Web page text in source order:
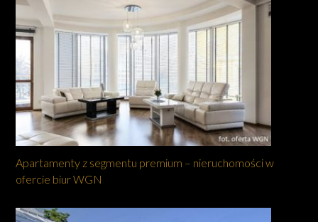
Apartamenty z segmentu premium – nieruchomości w
ofercie biur WGN